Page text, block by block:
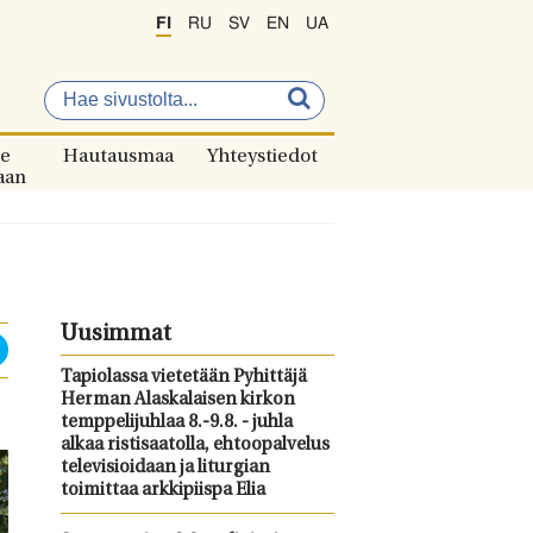
FI RU SV EN UA
Hautausmaa Yhteystiedot
Uusimmat
Tapiolassa vietetään Pyhittäjä
Herman Alaskalaisen kirkon
temppelijuhlaa 8.-9.8. - juhla
alkaa ristisaatolla, ehtoopalvelus
televisioidaan ja liturgian
toimittaa arkkipiispa Elia